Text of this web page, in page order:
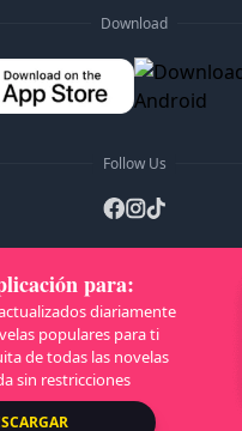
Download
Follow Us
B C D
N O P Q R
X
Y Z
de autor © 2026 NovelaGO
para:
diariamente
populares para ti
de todas las novelas
sin restricciones